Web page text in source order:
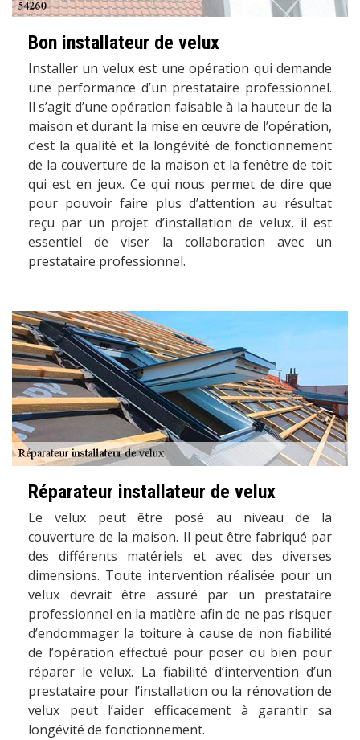
Bon installateur de velux
Installer un velux est une opération qui demande
une performance d’un prestataire professionnel.
Il s’agit d’une opération faisable à la hauteur de la
maison et durant la mise en œuvre de l’opération,
c’est la qualité et la longévité de fonctionnement
de la couverture de la maison et la fenêtre de toit
qui est en jeux. Ce qui nous permet de dire que
pour pouvoir faire plus d’attention au résultat
reçu par un projet d’installation de velux, il est
essentiel de viser la collaboration avec un
prestataire professionnel.
Réparateur installateur de velux
Le velux peut être posé au niveau de la
couverture de la maison. Il peut être fabriqué par
des différents matériels et avec des diverses
dimensions. Toute intervention réalisée pour un
velux devrait être assuré par un prestataire
professionnel en la matière afin de ne pas risquer
d’endommager la toiture à cause de non fiabilité
de l’opération effectué pour poser ou bien pour
réparer le velux. La fiabilité d’intervention d’un
prestataire pour l’installation ou la rénovation de
velux peut l’aider efficacement à garantir sa
longévité de fonctionnement.